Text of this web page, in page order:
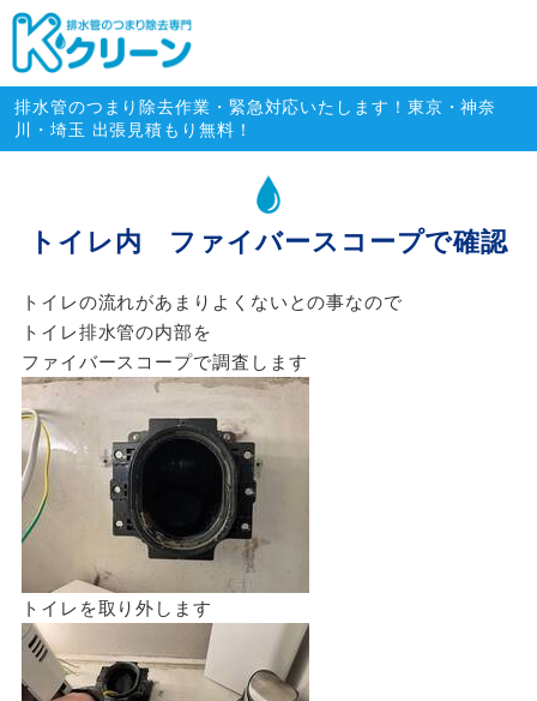
排水管のつまり除去作業・緊急対応いたします！東京・神奈
川・埼玉 出張見積もり無料！
トイレ内 ファイバースコープで確認
トイレの流れがあまりよくないとの事なので
トイレ排水管の内部を
ファイバースコープで調査します
トイレを取り外します